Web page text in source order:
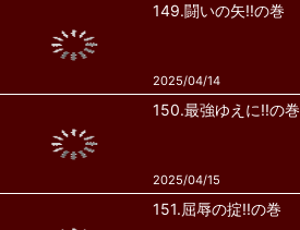
149.闘いの矢!!の巻
2025/04/14
150.最強ゆえに!!の巻
2025/04/15
151.屈辱の掟!!の巻